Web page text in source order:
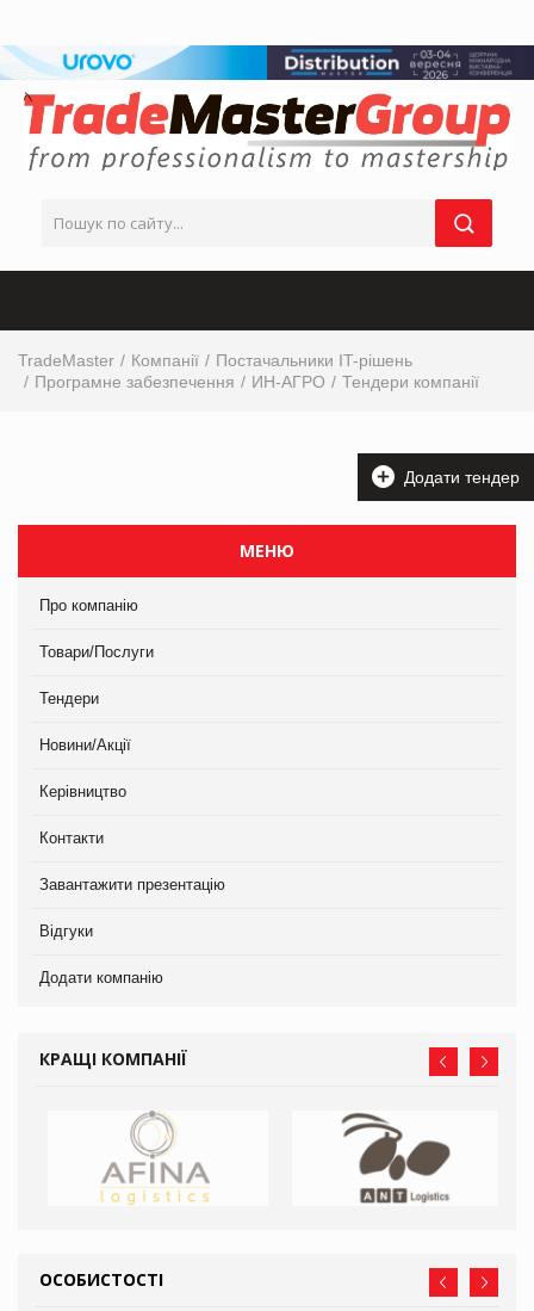
TradeMaster Компанії
Постачальники IT-рішень
Програмне забезпечення
ИН-АГРО Тендери компанії
Додати тендер
МЕНЮ
Про компанію
Товари/Послуги
Тендери
Новини/Акції
Керівництво
Контакти
Завантажити презентацію
Відгуки
Додати компанію
КРАЩІ КОМПАНІЇ
ОСОБИСТОСТІ